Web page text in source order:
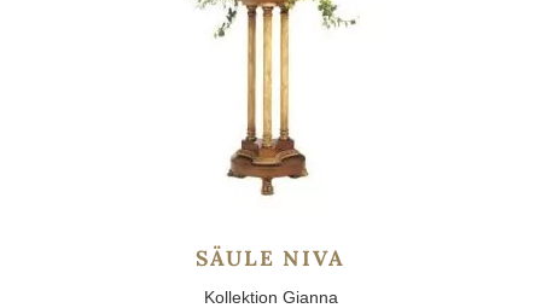
SÄULE NIVA
Kollektion Gianna